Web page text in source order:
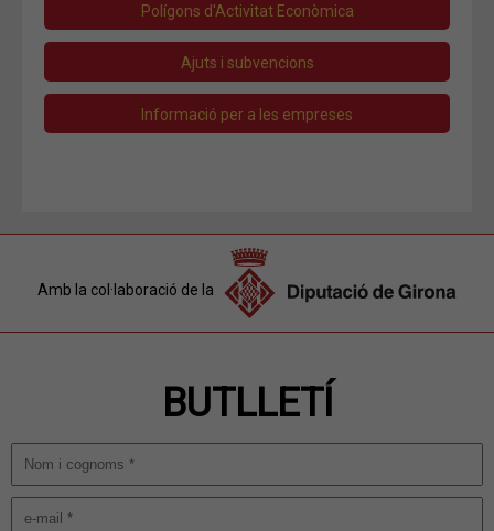
Polígons d'Activitat Econòmica
Ajuts i subvencions
Informació per a les empreses
Amb la col·laboració de la
BUTLLETÍ